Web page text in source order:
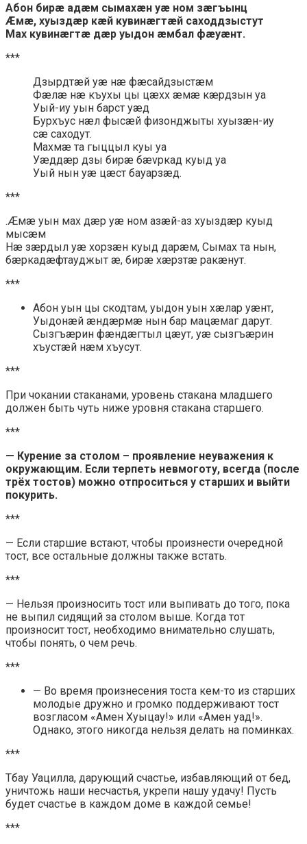
Абон бирæ адæм сымахæн уæ ном зæгъынц
Æмæ, хуыздæр кæй кувинæгтæй саходдзыстут
Мах кувинæгтæ дæр уыдон æмбал фæуæнт.
***
Дзырдтæй уæ нæ фæсайдзыстæм
Фæлæ нæ къухы цы цæхх æмæ кæрдзын уа
Уый-иу уын барст уæд
Бурхъус нæл фысæй физонджыты хуызæн-иу
сæ саходут.
Махмæ та гыццыл куы уа
Уæддæр дзы бирæ бævркад куыд уа
Уый нын уæ цæст бауарзæд.
***
.Æмæ уын мах дæр уæ ном азæй-аз хуыздæр куыд
мысæм
Нæ зæрдыл уæ хорзæн куыд дарæм, Сымах та нын,
бæркадæфтауджыт æ, бирæ хæрзтæ ракæнут.
***
Абон уын цы скодтам, уыдон уын хæлар уæнт,
Уыдонæй æндæрмæ нын бар мацæмаг дарут.
Сызгъæрин фæндæгтыл цæут, уæ сызгъæрин
хъустæй нæм хъусут.
***
При чокании стаканами, уровень стакана младшего
должен быть чуть ниже уровня стакана старшего.
***
— Курение за столом – проявление неуважения к
окружающим. Если терпеть невмоготу, всегда (после
трёх тостов) можно отпроситься у старших и выйти
покурить.
***
— Если старшие встают, чтобы произнести очередной
тост, все остальные должны также встать.
***
— Нельзя произносить тост или выпивать до того, пока
не выпил сидящий за столом выше. Когда тот
произносит тост, необходимо внимательно слушать,
чтобы понять, о чем речь.
***
— Во время произнесения тоста кем-то из старших
молодые дружно и громко поддерживают тост
возгласом «Амен Хуыцау!» или «Амен уад!».
Однако, этого никогда нельзя делать на поминках.
***
Тбау Уацилла, дарующий счастье, избавляющий от бед,
уничтожь наши несчастья, укрепи нашу удачу! Пусть
будет счастье в каждом доме в каждой семье!
***